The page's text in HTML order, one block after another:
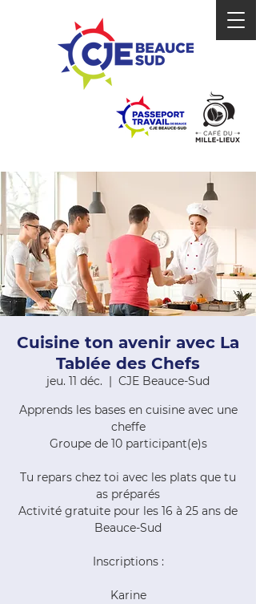
Cuisine ton avenir avec La
Tablée des Chefs
jeu. 11 déc.
  |
CJE Beauce-Sud
Apprends les bases en cuisine avec une
cheffe
Groupe de 10 participant(e)s
Tu repars chez toi avec les plats que tu
as préparés
Activité gratuite pour les 16 à 25 ans de
Beauce-Sud
Inscriptions :
Karine